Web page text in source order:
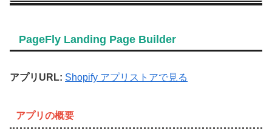
PageFly Landing Page Builder
アプリURL: Shopify アプリストアで見る
アプリの概要